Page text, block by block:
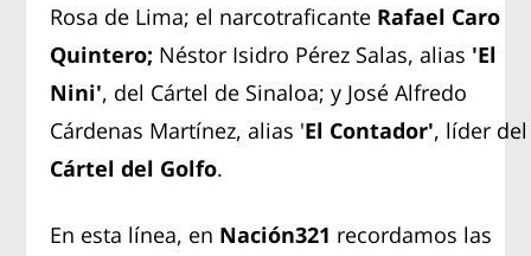
Rosa de Lima; el narcotraficante Rafael Caro
Quintero; Néstor Isidro Pérez Salas, alias 'El
Nini', del Cártel de Sinaloa; y José Alfredo
Cárdenas Martínez, alias 'El Contador', líder del
Cártel del Golfo.
En esta línea, en Nación321 recordamos las